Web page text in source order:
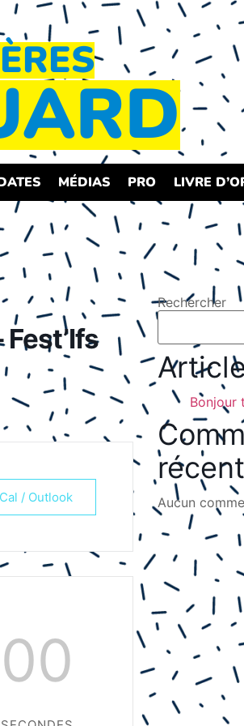
MÉDIAS PRO LIVRE
/ Outlook
00
Rechercher
Bonjour
Aucun